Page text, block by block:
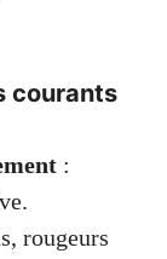
courants
:
rougeurs